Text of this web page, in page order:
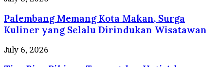
Resmi
dengan
Pelayanan
Profesional
Internasional
Kota
Makan,
Surga
Kuliner
yang
Palembang Memang Kota Makan, Surga
Kuliner yang Selalu Dirindukan Wisatawan
Tips
July 6, 2026